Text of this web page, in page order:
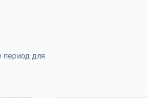
период для